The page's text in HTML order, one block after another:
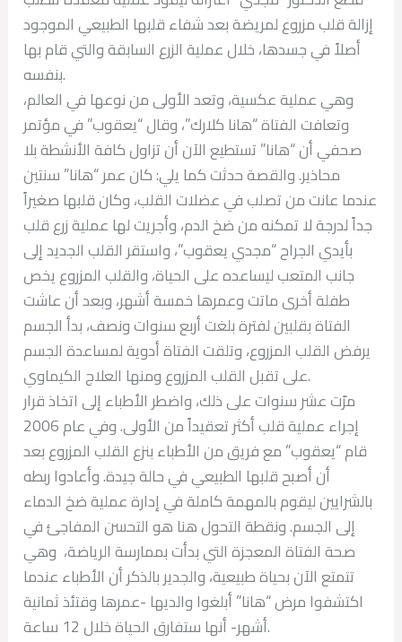
إزالة قلب مزروع لمريضة بعد شفاء قلبها الطبيعي الموجود
أصلاً في جسدها، خلال عملية الزرع السابقة والتي قام بها
بنفسه.
وهي عملية عكسية، وتعد الأولى من نوعها في العالم،
وتعافت الفتاة “هانا كلارك”، وقال “يعقوب” في مؤتمر
صحفي أن “هانا” تستطيع الآن أن تزاول كافة الأنشطة بلا
محاذير. والقصة حدثت كما يلي: كان عمر “هانا” سنتين
عندما عانت من تصلب في عضلات القلب، وكان قلبها صغيراً
جداً لدرجة لا تمكنه من ضخ الدم، وأجريت لها عملية زرع قلب
بأيدي الجراح “مجدي يعقوب”، واستقر القلب الجديد إلى
جانب المتعب ليساعده على الحياة، والقلب المزروع يخص
طفلة أخرى ماتت وعمرها خمسة أشهر، وبعد أن عاشت
الفتاة بقلبين لفترة بلغت أربع سنوات ونصف، بدأ الجسم
يرفض القلب المزروع، وتلقت الفتاة أدوية لمساعدة الجسم
على تقبل القلب المزروع ومنها العلاج الكيماوي.
مرّت عشر سنوات على ذلك، واضطر الأطباء إلى اتخاذ قرار
إجراء عملية قلب أكثر تعقيداً من الأولى. وفي عام 2006
قام “يعقوب” مع فريق من الأطباء بنزع القلب المزروع بعد
أن أصبح قلبها الطبيعي في حالة جيدة. وأعادوا ربطه
بالشرايين ليقوم بالمهمة كاملة في إدارة عملية ضخ الدماء
إلى الجسم. ونقطة التحول هنا هو التحسن المفاجئ في
صحة الفتاة المعجزة التي بدأت بممارسة الرياضة، وهي
تتمتع الآن بحياة طبيعية، والجدير بالذكر أن الأطباء عندما
اكتشفوا مرض “هانا” أبلغوا والديها -عمرها وقتئذ ثمانية
أشهر- أنها ستفارق الحياة خلال 12 ساعة.